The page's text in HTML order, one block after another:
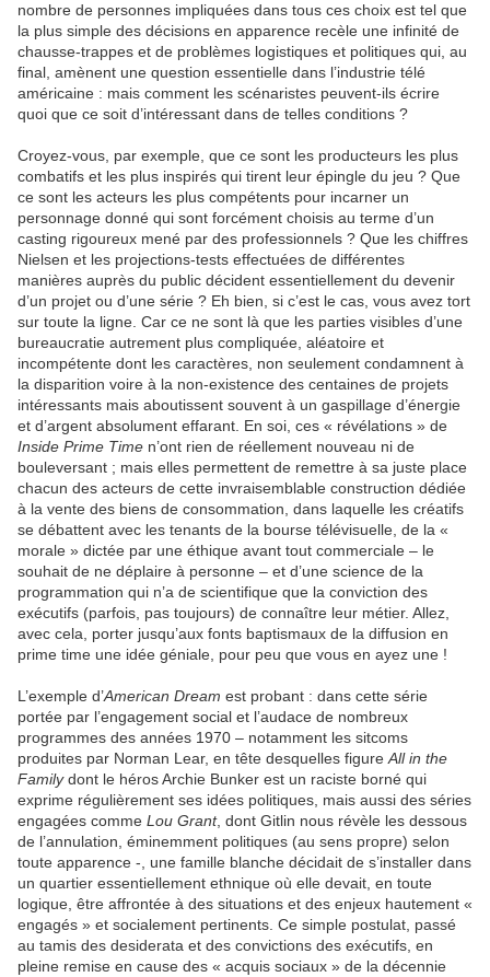
nombre de personnes impliquées dans tous ces choix est tel que
la plus simple des décisions en apparence recèle une infinité de
chausse-trappes et de problèmes logistiques et politiques qui, au
final, amènent une question essentielle dans l’industrie télé
américaine : mais comment les scénaristes peuvent-ils écrire
quoi que ce soit d’intéressant dans de telles conditions ?
Croyez-vous, par exemple, que ce sont les producteurs les plus
combatifs et les plus inspirés qui tirent leur épingle du jeu ? Que
ce sont les acteurs les plus compétents pour incarner un
personnage donné qui sont forcément choisis au terme d’un
casting rigoureux mené par des professionnels ? Que les chiffres
Nielsen et les projections-tests effectuées de différentes
manières auprès du public décident essentiellement du devenir
d’un projet ou d’une série ? Eh bien, si c’est le cas, vous avez tort
sur toute la ligne. Car ce ne sont là que les parties visibles d’une
bureaucratie autrement plus compliquée, aléatoire et
incompétente dont les caractères, non seulement condamnent à
la disparition voire à la non-existence des centaines de projets
intéressants mais aboutissent souvent à un gaspillage d’énergie
et d’argent absolument effarant. En soi, ces « révélations » de
Inside Prime Time n’ont rien de réellement nouveau ni de
bouleversant ; mais elles permettent de remettre à sa juste place
chacun des acteurs de cette invraisemblable construction dédiée
à la vente des biens de consommation, dans laquelle les créatifs
se débattent avec les tenants de la bourse télévisuelle, de la «
morale » dictée par une éthique avant tout commerciale – le
souhait de ne déplaire à personne – et d’une science de la
programmation qui n’a de scientifique que la conviction des
exécutifs (parfois, pas toujours) de connaître leur métier. Allez,
avec cela, porter jusqu’aux fonts baptismaux de la diffusion en
prime time une idée géniale, pour peu que vous en ayez une !
L’exemple d’American Dream est probant : dans cette série
portée par l’engagement social et l’audace de nombreux
programmes des années 1970 – notamment les sitcoms
produites par Norman Lear, en tête desquelles figure All in the
Familydont le héros Archie Bunker est un raciste borné qui
exprime régulièrement ses idées politiques, mais aussi des séries
engagées comme Lou Grant, dont Gitlin nous révèle les dessous
de l’annulation, éminemment politiques (au sens propre) selon
toute apparence -, une famille blanche décidait de s’installer dans
un quartier essentiellement ethnique où elle devait, en toute
logique, être affrontée à des situations et des enjeux hautement «
engagés » et socialement pertinents. Ce simple postulat, passé
au tamis des desiderata et des convictions des exécutifs, en
pleine remise en cause des « acquis sociaux » de la décennie